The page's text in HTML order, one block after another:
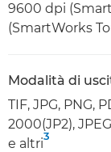
9600 dpi
(SmartWorks
Modalità di
TIF, JPG, PNG,
2000(JP2),
e altri
3